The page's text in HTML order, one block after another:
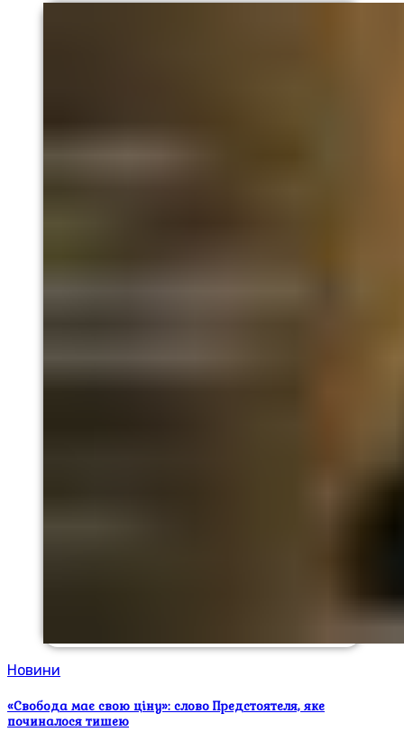
Новини
«Свобода має свою ціну»: слово Предстоятеля, яке
починалося тишею